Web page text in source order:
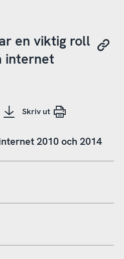
en viktig roll
internet
Skriv ut
2010 och 2014